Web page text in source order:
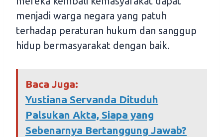
menjadi warga negara yang patuh
terhadap peraturan hukum dan sanggup
hidup bermasyarakat dengan baik.
Baca Juga:
Yustiana Servanda Dituduh
Palsukan Akta, Siapa yang
Sebenarnya Bertanggung Jawab?